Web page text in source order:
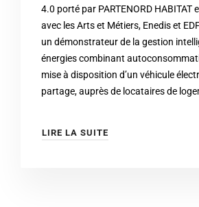
4.0 porté par PARTENORD HABITAT
avec les Arts et Métiers, Enedis et
un démonstrateur de la gestion
énergies combinant
mise à disposition d’un véhicule
partage, auprès de locataires de
LIRE LA SUITE